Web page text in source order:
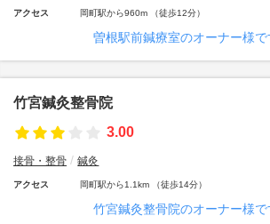
アクセス 岡町駅から960m （徒歩12分）
曽根駅前鍼療室のオーナー様で
竹宮鍼灸整骨院
3.00
接骨・整骨 鍼灸
アクセス 岡町駅から1.1km （徒歩14分）
竹宮鍼灸整骨院のオーナー様で